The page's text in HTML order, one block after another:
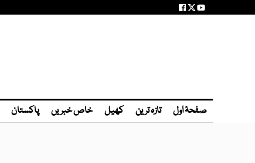
صفحۂ اول تازہ ترین کھیل خاص خبریں پاکستان